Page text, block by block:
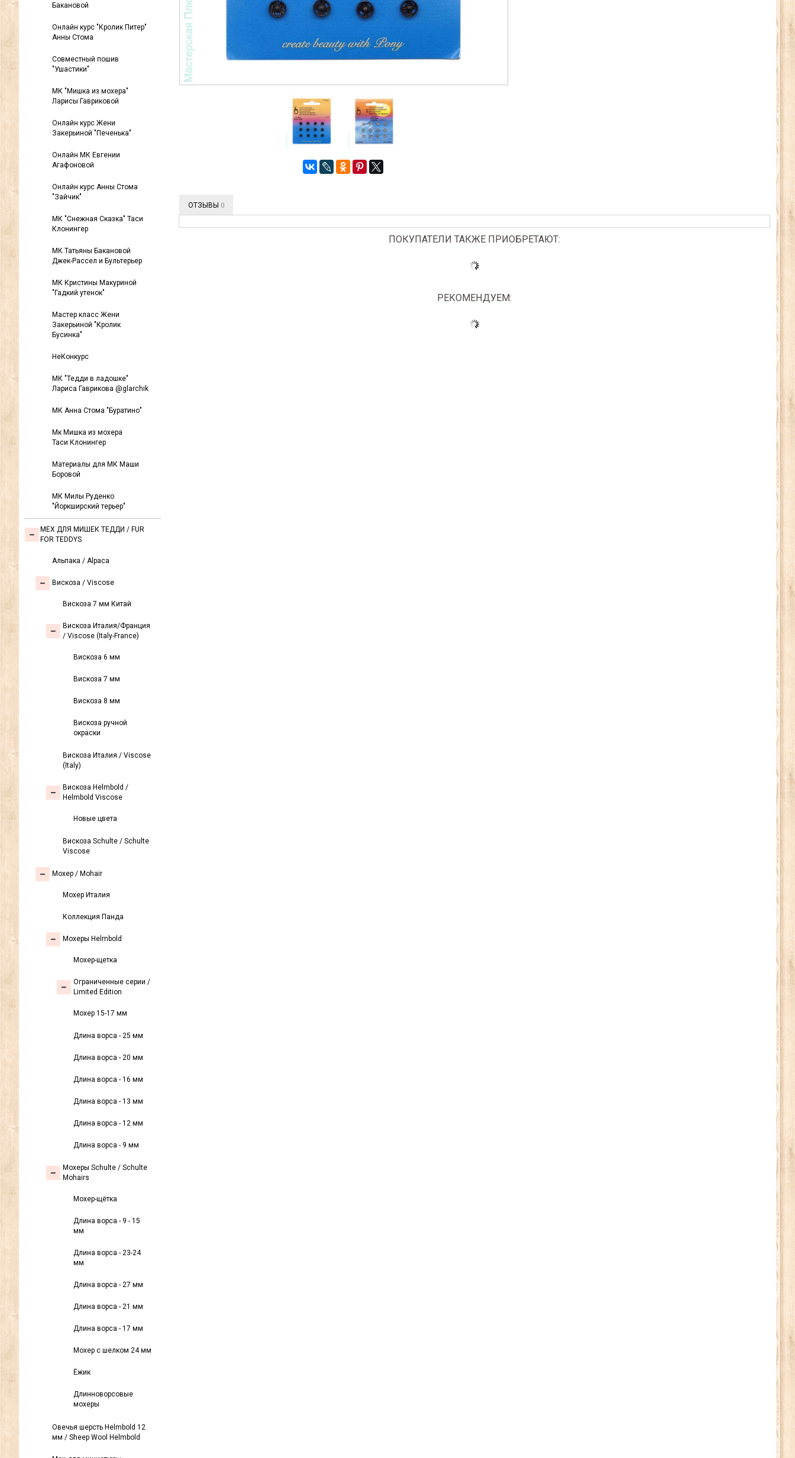
Бакановой
Онлайн курс "Кролик Питер"
Анны Стома
Совместный пошив
"Ушастики"
МК "Мишка из мохера"
Ларисы Гавриковой
Онлайн курс Жени
Закерьиной "Печенька"
Онлайн МК Евгении
Агафоновой
Онлайн курс Анны Стома
"Зайчик"
МК "Снежная Сказка" Таси
Клонингер
МК Татьяны Бакановой
Джек-Рассел и Бультерьер
МК Кристины Макуриной
"Гадкий утенок"
Мастер класс Жени
Закерьиной "Кролик
Бусинка"
НеКонкурс
МК "Тедди в ладошке"
Лариса Гаврикова @glarchik
МК Анна Стома "Буратино"
Мк Мишка из мохера
Таси Клонингер
Материалы для МК Маши
Боровой
МК Милы Руденко
"Йоркширский терьер"
МЕХ ДЛЯ МИШЕК ТЕДДИ / FUR
FOR TEDDYS
Альпака / Alpaca
Вискоза / Viscose
Вискоза 7 мм Китай
Вискоза Италия/Франция
/ Viscose (Italy-France)
Вискоза 6 мм
Вискоза 7 мм
Вискоза 8 мм
Вискоза ручной
окраски
Вискоза Италия / Viscose
(Italy)
Вискоза Helmbold /
Helmbold Viscose
Новые цвета
Вискоза Sсhulte / Schulte
Viscose
Моxер / Mohair
Мохер Италия
Коллекция Панда
Мохеры Helmbold
Мохер-щетка
Ограниченные серии /
Limited Edition
Мохер 15-17 мм
Длина ворса - 25 мм
Длина ворса - 20 мм
Длина ворса - 16 мм
Длина ворса - 13 мм
Длина ворса - 12 мм
Длина ворса - 9 мм
Мохеры Sсhulte / Schulte
Mohairs
Мохер-щётка
Длина ворса - 9 - 15
мм
Длина ворса - 23-24
мм
Длина ворса - 27 мм
Длина ворса - 21 мм
Длина ворса - 17 мм
Мохер с шелком 24 мм
Ёжик
Длинноворсовые
мохеры
Овечья шерсть Helmbold 12
мм / Sheep Wool Helmbold
ОТЗЫВЫ 0
ПОКУПАТЕЛИ ТАКЖЕ ПРИОБРЕТАЮТ:
РЕКОМЕНДУЕМ: